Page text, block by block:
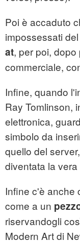
Poi è accaduto
impossessati
at, per poi,
commerciale,
Infine, quando
Ray Tomlinson,
elettronica,
simbolo da
quello del
diventata la
Infine c'è anche
come a un
riservandogli
Modern Art di